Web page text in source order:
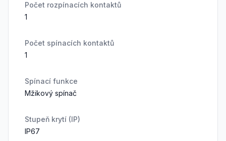
Počet rozpínacích kontaktů
1
Počet spínacích kontaktů
1
Spínací funkce
Mžikový spínač
Stupeň krytí (IP)
IP67